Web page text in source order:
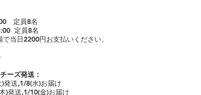
　定員8名
定員8名
当日2200円お支払いください。
ーズ発送：
発送,1/8(水)お届け
)発送,1/10(金)お届け